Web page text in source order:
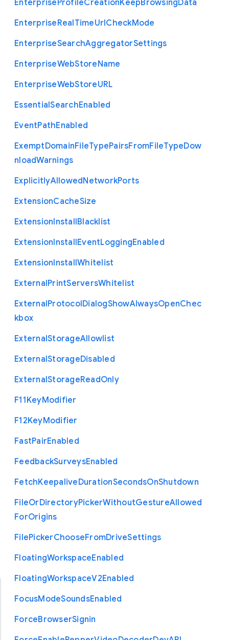
EnterpriseProfileCreationKeepBrowsingData
EnterpriseRealTimeUrlCheckMode
EnterpriseSearchAggregatorSettings
EnterpriseWebStoreName
EnterpriseWebStoreURL
EssentialSearchEnabled
EventPathEnabled
ExemptDomainFileTypePairsFromFileTypeDow
nloadWarnings
ExplicitlyAllowedNetworkPorts
ExtensionCacheSize
ExtensionInstallBlacklist
ExtensionInstallEventLoggingEnabled
ExtensionInstallWhitelist
ExternalPrintServersWhitelist
ExternalProtocolDialogShowAlwaysOpenChec
kbox
ExternalStorageAllowlist
ExternalStorageDisabled
ExternalStorageReadOnly
F11KeyModifier
F12KeyModifier
FastPairEnabled
FeedbackSurveysEnabled
FetchKeepaliveDurationSecondsOnShutdown
FileOrDirectoryPickerWithoutGestureAllowed
ForOrigins
FilePickerChooseFromDriveSettings
FloatingWorkspaceEnabled
FloatingWorkspaceV2Enabled
FocusModeSoundsEnabled
ForceBrowserSignin